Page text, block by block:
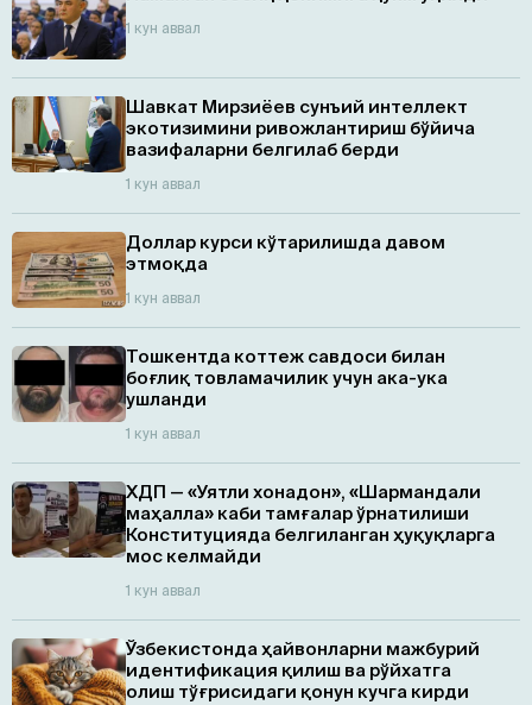
1 кун аввал
Шавкат Мирзиёев сунъий интеллект
экотизимини ривожлантириш бўйича
вазифаларни белгилаб берди
1 кун аввал
Доллар курси кўтарилишда давом
этмоқда
1 кун аввал
Тошкентда коттеж савдоси билан
боғлиқ товламачилик учун ака-ука
ушланди
1 кун аввал
ХДП — «Уятли хонадон», «Шармандали
маҳалла» каби тамғалар ўрнатилиши
Конституцияда белгиланган ҳуқуқларга
мос келмайди
1 кун аввал
Ўзбекистонда ҳайвонларни мажбурий
идентификация қилиш ва рўйхатга
олиш тўғрисидаги қонун кучга кирди